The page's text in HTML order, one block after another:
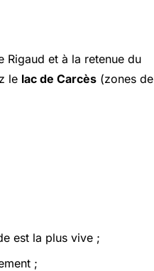
Rigaud et à la retenue du
le lac de Carcès (zones de
est la plus vive ;
;